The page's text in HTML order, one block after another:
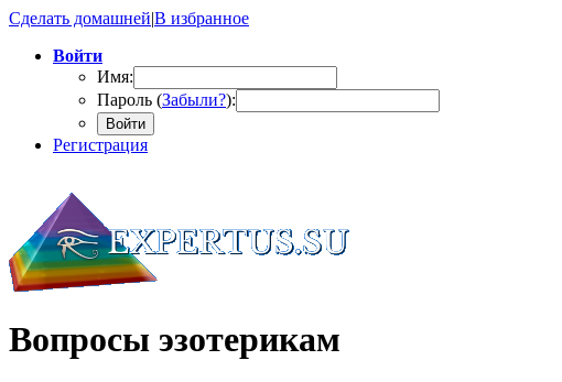
Сделать домашней|В избранное
Войти
Имя:
Пароль (Забыли?):
Войти
Регистрация
Вопросы эзотерикам